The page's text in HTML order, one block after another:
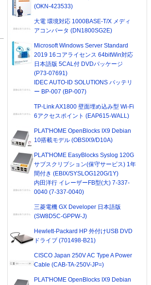
(OKN-423533)
大電 環境対応 1000BASE-T/X メディ
アコンバータ (DN1800SG2E)
Microsoft Windows Server Standard
2019 16コアライセンス 64bitWin対応
日本語版 5CAL付 DVDパッケージ
(P73-07691)
IDEC AUTO-ID SOLUTIONS バッテリ
ー BP-007 (BP-007)
TP-Link AX1800 壁面埋め込み型 Wi-Fi
6アクセスポイント (EAP615-WALL)
PLAT'HOME OpenBlocks IX9 Debian
10搭載モデル (OBSIX9/D10A)
PLAT'HOME EasyBlocks Syslog 120G
サブスクリプション(保守サービス) 1年
間付き (EBIX/SYSLOG120G/1Y)
内田洋行 イレーザーFB型(大) 7-337-
0040 (7-337-0040)
三菱電機 GX Developer 日本語版
(SW8D5C-GPPW-J)
Hewlett-Packard HP 外付けUSB DVD
ドライブ (701498-B21)
CISCO Japan 250V AC Type A Power
Cable (CAB-TA-250V-JP=)
PLAT'HOME OpenBlocks IX9 Debian